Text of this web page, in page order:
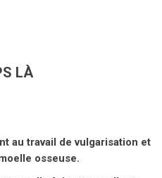
LÀ
au travail de vulgarisation et
osseuse.